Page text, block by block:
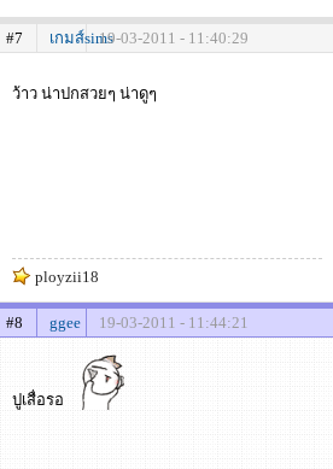
#7 เกมส์sims19-03-2011 - 11:40:29
ว้าว น่าปกสวยๆ น่าดูๆ
ployzii18
#8 ggee 19-03-2011 - 11:44:21
ปูเสื่อรอ